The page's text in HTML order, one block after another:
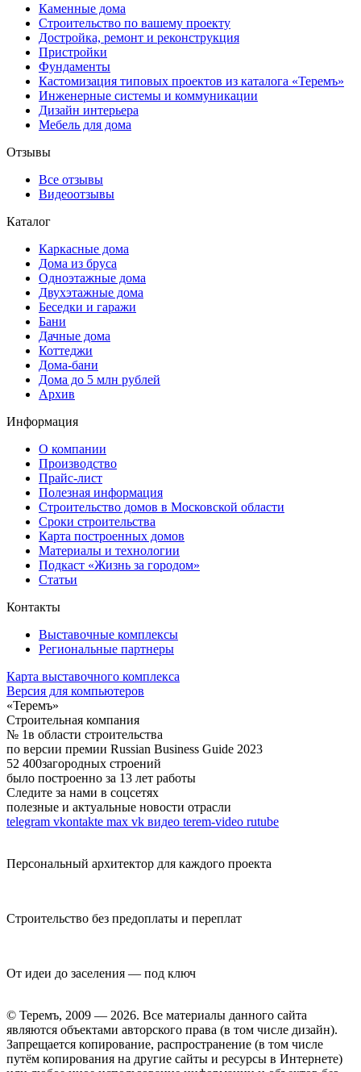
Каменные дома
Строительство по вашему проекту
Достройка, ремонт и реконструкция
Пристройки
Фундаменты
Кастомизация типовых проектов из каталога «Теремъ»
Инженерные системы и коммуникации
Дизайн интерьера
Мебель для дома
Отзывы
Все отзывы
Видеоотзывы
Каталог
Каркасные дома
Дома из бруса
Одноэтажные дома
Двухэтажные дома
Беседки и гаражи
Бани
Дачные дома
Коттеджи
Дома-бани
Дома до 5 млн рублей
Архив
Информация
О компании
Производство
Прайс-лист
Полезная информация
Строительство домов в Московской области
Сроки строительства
Карта построенных домов
Материалы и технологии
Подкаст «Жизнь за городом»
Статьи
Контакты
Выставочные комплексы
Региональные партнеры
Карта выставочного комплекса
Версия для компьютеров
«Теремъ»
Строительная компания
№ 1в области строительства
по версии премии Russian Business Guide 2023
52 400загородных строений
было построенно за 13 лет работы
Следите за нами в соцсетях
полезные и актуальные новости отрасли
telegram vkontakte max vk видео terem-video rutube
Персональный архитектор для каждого проекта
Строительство без предоплаты и переплат
От идеи до заселения — под ключ
© Теремъ, 2009 — 2026. Все материалы данного сайта
являются объектами авторского права (в том числе дизайн).
Запрещается копирование, распространение (в том числе
путём копирования на другие сайты и ресурсы в Интернете)